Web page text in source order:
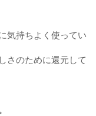
気持ちよく使ってい
さのために還元して